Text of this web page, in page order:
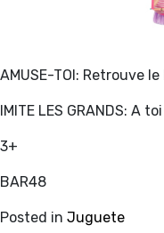
AMUSE-TOI: Retrouve
IMITE LES GRANDS: A
3+
BAR48
Posted in Juguete